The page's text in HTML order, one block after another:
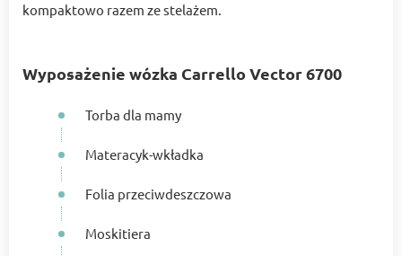
kompaktowo razem ze stelażem.
Wyposażenie wózka Carrello Vector 6700
Torba dla mamy
Materacyk-wkładka
Folia przeciwdeszczowa
Moskitiera